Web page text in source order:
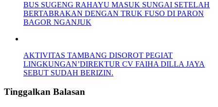
BUS SUGENG RAHAYU MASUK SUNGAI SETELAH
BERTABRAKAN DENGAN TRUK FUSO DI PARON
BAGOR NGANJUK
AKTIVITAS TAMBANG DISOROT PEGIAT
LINGKUNGAN’DIREKTUR CV FAIHA DILLA JAYA
SEBUT SUDAH BERIZIN.
Tinggalkan Balasan